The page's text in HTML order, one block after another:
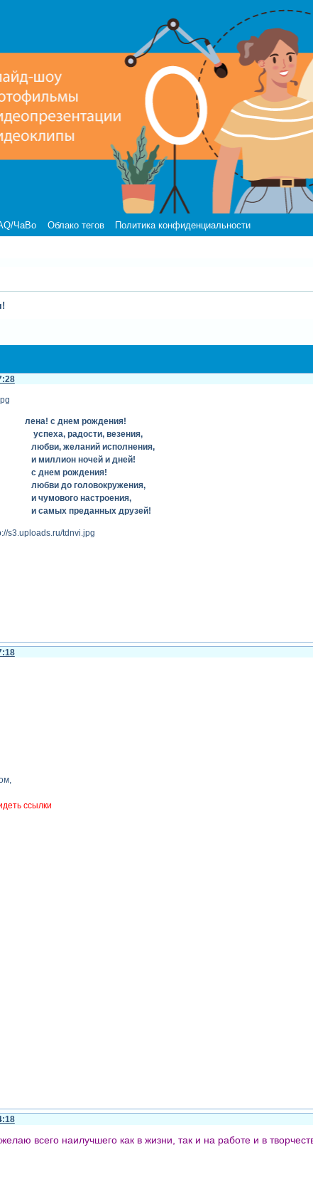
ЧаВо Облако тегов Политика конфиденциальности
лена! с днем рождения!
везения,
исполнения,
и дней!
настроения,
друзей!
ссылки
всего наилучшего как в жизни, так и на работе и в